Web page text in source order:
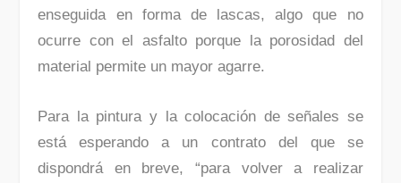
enseguida en forma de lascas, algo que no
ocurre con el asfalto porque la porosidad del
material permite un mayor agarre.
Para la pintura y la colocación de señales se
está esperando a un contrato del que se
dispondrá en breve, “para volver a realizar